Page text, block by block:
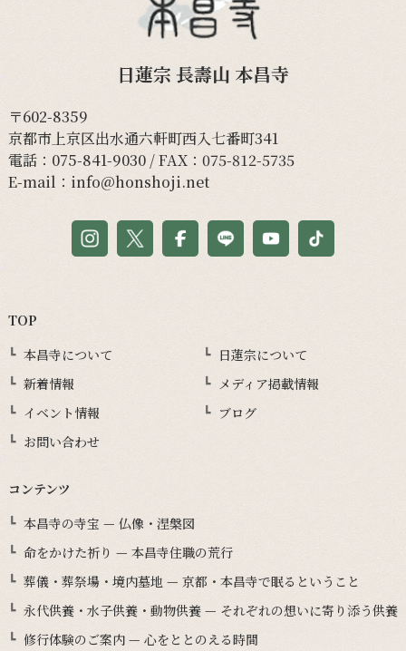
日蓮宗 長壽山 本昌寺
〒602-8359
京都市上京区出水通六軒町西入七番町341
電話： 075-841-9030/ FAX：075-812-5735
E-mail： info@honshoji.net
TOP
本昌寺について
日蓮宗について
新着情報
メディア掲載情報
イベント情報
ブログ
お問い合わせ
コンテンツ
本昌寺の寺宝 — 仏像・涅槃図
命をかけた祈り — 本昌寺住職の荒行
葬儀・葬祭場・境内墓地 — 京都・本昌寺で眠るということ
永代供養・水子供養・動物供養 — それぞれの想いに寄り添う供養
修行体験のご案内 — 心をととのえる時間